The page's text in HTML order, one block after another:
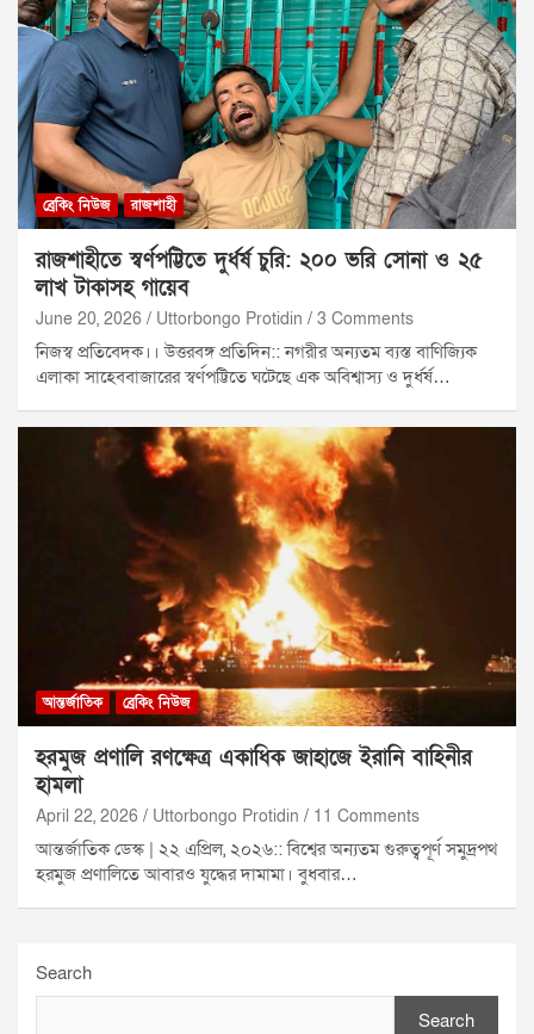
ব্রেকিং নিউজ রাজশাহী
রাজশাহীতে স্বর্ণপট্টিতে দুর্ধর্ষ চুরি: ২০০ ভরি সোনা ও ২৫
লাখ টাকাসহ গায়েব
June 20, 2026 Uttorbongo Protidin 3 Comments
নিজস্ব প্রতিবেদক।। উত্তরবঙ্গ প্রতিদিন:: নগরীর অন্যতম ব্যস্ত বাণিজ্যিক
এলাকা সাহেববাজারের স্বর্ণপট্টিতে ঘটেছে এক অবিশ্বাস্য ও দুর্ধর্ষ…
আন্তর্জাতিক ব্রেকিং নিউজ
হরমুজ প্রণালি রণক্ষেত্র একাধিক জাহাজে ইরানি বাহিনীর
হামলা
April 22, 2026 Uttorbongo Protidin 11 Comments
আন্তর্জাতিক ডেস্ক | ২২ এপ্রিল, ২০২৬:: বিশ্বের অন্যতম গুরুত্বপূর্ণ সমুদ্রপথ
হরমুজ প্রণালিতে আবারও যুদ্ধের দামামা। বুধবার…
Search
Search